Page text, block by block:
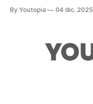
By Youtopia 04 dic. 2025